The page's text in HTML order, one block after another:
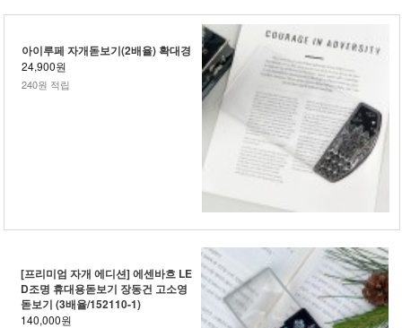
아이루페 자개돋보기(2배율) 확대경
24,900원
240원 적립
[프리미엄 자개 에디션] 에센바흐 LE
D조명 휴대용돋보기 장동건 고소영
돋보기 (3배율/152110-1)
140,000원